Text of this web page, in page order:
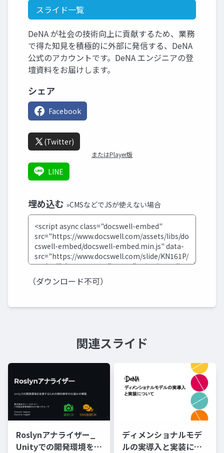
スライド一覧
DeNA が社会の技術向上に貢献するため、業務
で得た知見を積極的に外部に発信する、DeNA
公式のアカウントです。DeNA エンジニアの登
壇資料をお届けします。
シェア
Facebook
(Twitter)
またはPlayer版
LINE
埋め込む »CMSなどでJSが使えない場合
（ダウンロード不可）
関連スライド
Roslynアナライザー_
Unityでの開発環境を改
ディメンショナルモデ
ルの実導入と実装につ